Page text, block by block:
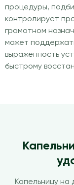
процедуры,
контролирует
грамотном
может
выраженность
быстрому
Капельницу на